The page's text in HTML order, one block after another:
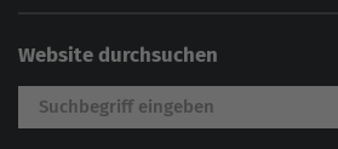
Website durchsuchen